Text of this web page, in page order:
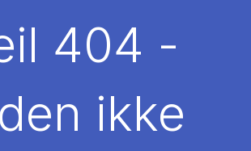
404 -
ikke